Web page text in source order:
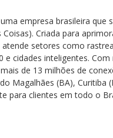
empresa brasileira que
Criada para
setores como
cidades inteligentes.
de 13 milhões de
Magalhães (BA), Curitiba
para clientes em todo o